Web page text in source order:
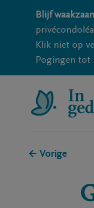
Blijf
Klik niet op
Pogingen tot
← Vorige